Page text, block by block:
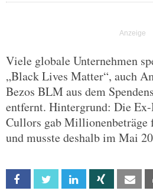
Viele globale Unternehmen
„Black Lives Matter“, auch
Bezos BLM aus dem
entfernt. Hintergrund: Die
Cullors gab Millionenbeträge
und musste deshalb im Mai
Facebook Twitter Linkedin Xing